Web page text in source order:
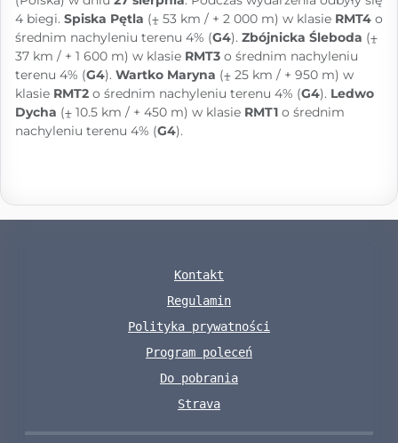
4 biegi. Spiska Pętla (⨦ 53 km / + 2 000 m) w klasie RMT4 o
średnim nachyleniu terenu 4% (G4). Zbójnicka Śleboda (⨦
37 km / + 1 600 m) w klasie RMT3 o średnim nachyleniu
terenu 4% (G4). Wartko Maryna (⨦ 25 km / + 950 m) w
klasie RMT2 o średnim nachyleniu terenu 4% (G4). Ledwo
Dycha (⨦ 10.5 km / + 450 m) w klasie RMT1 o średnim
nachyleniu terenu 4% (G4).
Kontakt
Regulamin
Polityka prywatności
Program poleceń
Do pobrania
Strava